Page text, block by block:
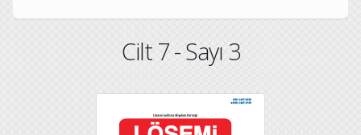
Cilt 7 - Sayı 3